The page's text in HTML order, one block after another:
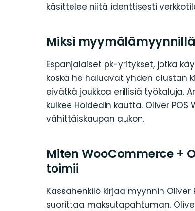
käsittelee niitä identtisesti
Miksi
Espanjalaiset pk-yritykset, jotka
koska he haluavat yhden alustan
eivätkä joukkoa erillisiä työkaluja.
kulkee Holdedin kautta. Oliver
vähittäiskaupan aukon.
Miten WooCommerce +
toimii
Kassahenkilö kirjaa myynnin
suorittaa maksutapahtuman.